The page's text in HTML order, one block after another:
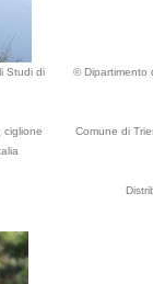
Studi di
ciglione
© Dipartimento
Comune di